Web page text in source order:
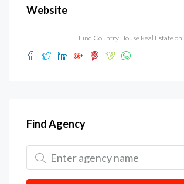
Website
Find Country House Real Estate on:
Find Agency